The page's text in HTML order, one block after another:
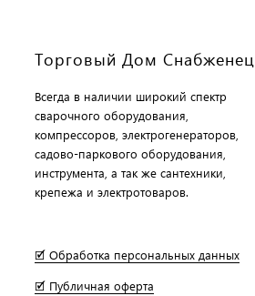
Торговый Дом Снабженец
Всегда в наличии широкий спектр
сварочного оборудования,
компрессоров, электрогенераторов,
садово-паркового оборудования,
инструмента, а так же сантехники,
крепежа и электротоваров.
🗹 Обработка персональных данных
🗹 Публичная оферта